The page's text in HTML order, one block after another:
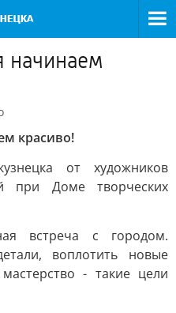
начинаем
красиво!
от художников
при Доме творческих
встреча с городом.
воплотить новые
- такие цели